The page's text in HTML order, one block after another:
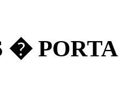
� PORTA